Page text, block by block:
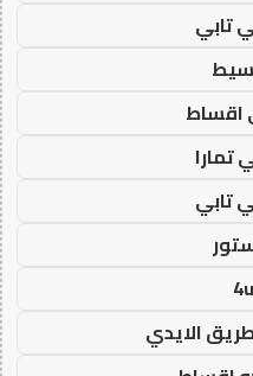
تابي
اقساط
تمارا
تابي
الايدي